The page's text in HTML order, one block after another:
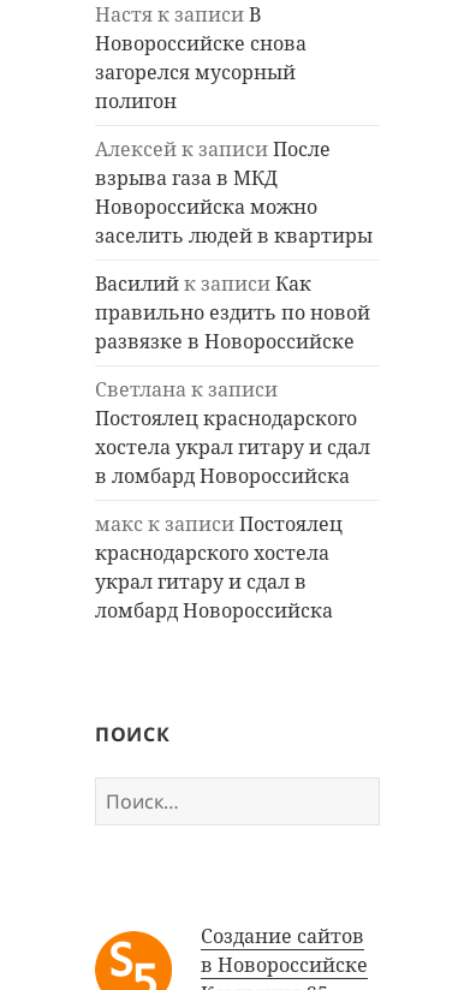
Настяк записиВ
Новороссийске снова
загорелся мусорный
полигон
Алексейк записиПосле
взрыва газа в МКД
Новороссийска можно
заселить людей в квартиры
Василийк записиКак
правильно ездить по новой
развязке в Новороссийске
Светланак записи
Постоялец краснодарского
хостела украл гитару и сдал
в ломбард Новороссийска
макск записиПостоялец
краснодарского хостела
украл гитару и сдал в
ломбард Новороссийска
ПОИСК
Найти:
Создание сайтов
в Новороссийске